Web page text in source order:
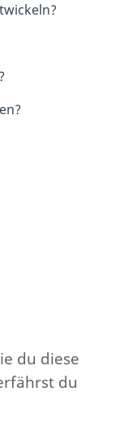
du diese
du